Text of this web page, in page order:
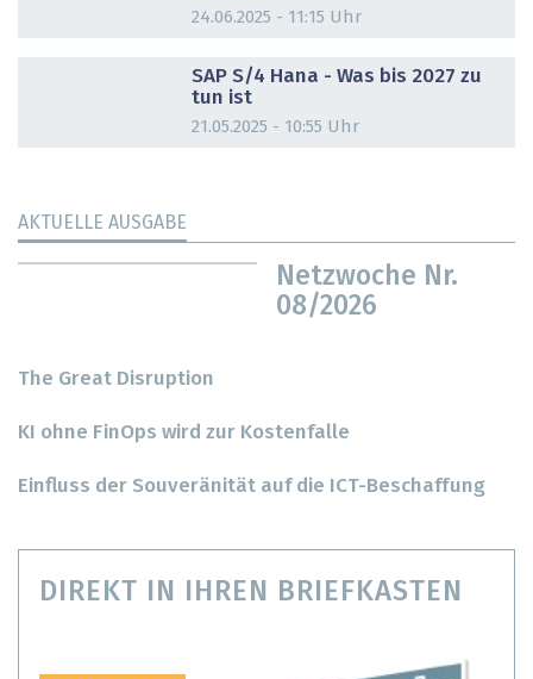
24.06.2025 - 11:15 Uhr
SAP S/4 Hana - Was bis 2027 zu
tun ist
21.05.2025 - 10:55 Uhr
AKTUELLE AUSGABE
Netzwoche Nr.
08/2026
The Great Disruption
KI ohne FinOps wird zur Kostenfalle
Einfluss der Souveränität auf die ICT-Beschaffung
DIREKT IN IHREN BRIEFKASTEN